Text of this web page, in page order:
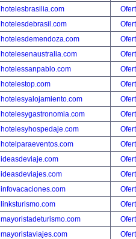
hotelesbrasilia.com
hotelesdebrasil.com
hotelesdemendoza.com
hotelesenaustralia.com
hotelessanpablo.com
hotelestop.com
hotelesyalojamiento.com
hotelesygastronomia.com
hotelesyhospedaje.com
hotelparaeventos.com
ideasdeviaje.com
ideasdeviajes.com
infovacaciones.com
linksturismo.com
mayoristadeturismo.com
mayoristaviajes.com